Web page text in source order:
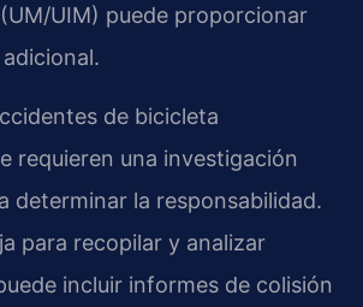
UIM) puede proporcionar
de bicicleta
requieren una investigación
determinar la responsabilidad.
para recopilar y analizar
incluir informes de colisión